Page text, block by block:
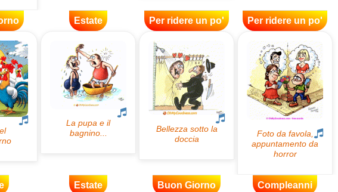
Estate Per ridere un po' Per ridere un po'
Estate Buon Giorno Compleanni